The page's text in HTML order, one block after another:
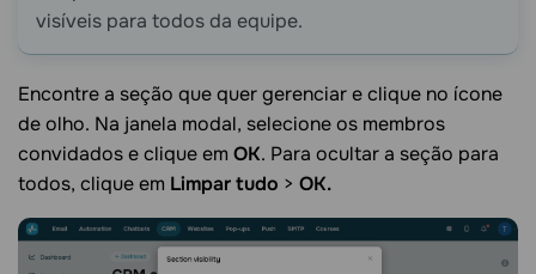
visíveis para todos da equipe.
Encontre a seção que quer gerenciar e clique no ícone
de olho. Na janela modal, selecione os membros
convidados e clique em OK. Para ocultar a seção para
todos, clique em Limpar tudo > OK.